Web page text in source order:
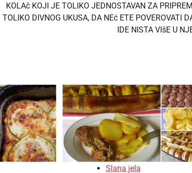
KOLAč KOJI JE TOLIKO JEDNOSTAVAN ZA
TOLIKO DIVNOG UKUSA, DA NEć ETE POVEROVATI
IDE NISTA VIšE U
Slana jela